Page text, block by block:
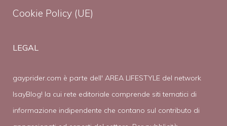
Cookie Policy (UE)
LEGAL
gayprider.com è parte dell' AREA LIFESTYLE del network
IsayBlog! la cui rete editoriale comprende siti tematici di
informazione indipendente che contano sul contributo di